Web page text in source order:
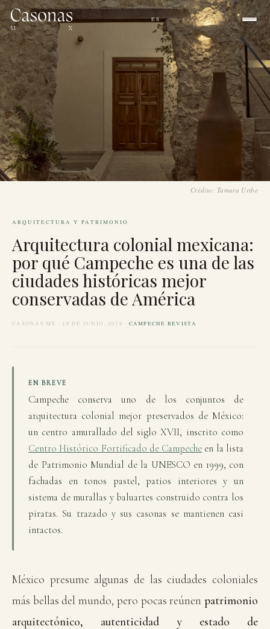
ES|EN
Crédito: Tamara Uribe
ARQUITECTURA Y PATRIMONIO
Arquitectura colonial mexicana:
por qué Campeche es una de las
ciudades históricas mejor
conservadas de América
CASONAS MX · 18 DE JUNIO, 2026 · CAMPECHE REVISTA
EN BREVE
Campeche conserva uno de los conjuntos de
arquitectura colonial mejor preservados de México:
un centro amurallado del siglo XVII, inscrito como
Centro Histórico Fortificado de Campeche en la lista
de Patrimonio Mundial de la UNESCO en 1999, con
fachadas en tonos pastel, patios interiores y un
sistema de murallas y baluartes construido contra los
piratas. Su trazado y sus casonas se mantienen casi
intactos.
México presume algunas de las ciudades coloniales
más bellas del mundo, pero pocas reúnen patrimonio
arquitectónico, autenticidad y estado de